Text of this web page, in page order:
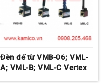
Đèn đế từ VMB-06; VML-
A; VML-B; VML-C Vertex